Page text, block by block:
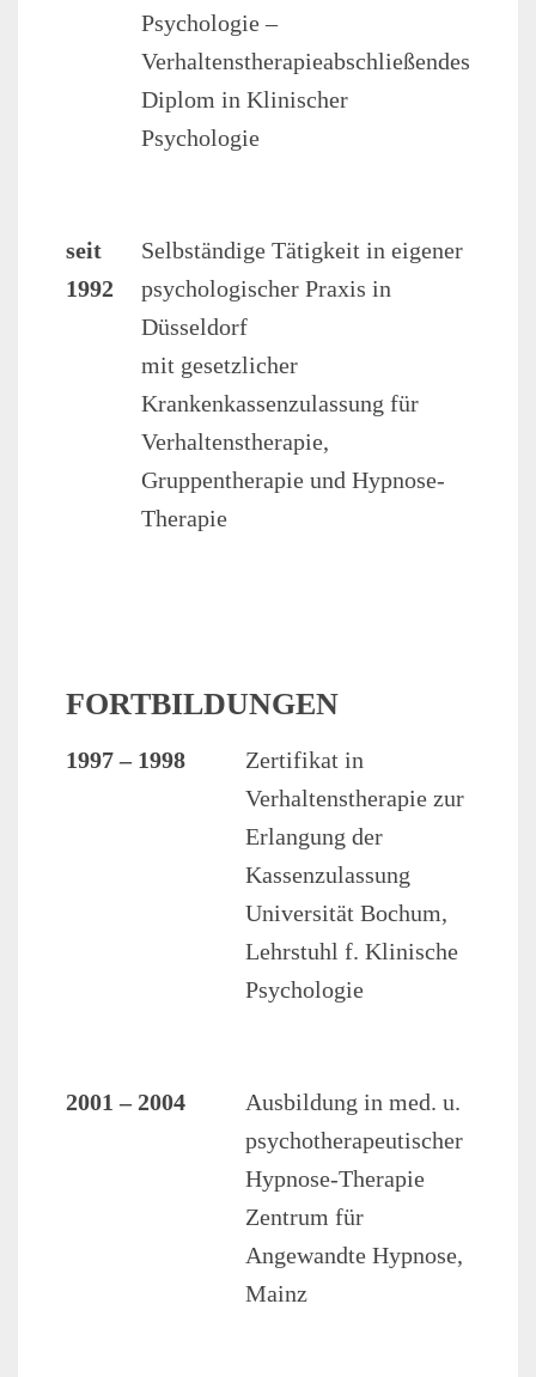
Psychologie –
Verhaltenstherapieabschließendes
Diplom in Klinischer
Psychologie
seit
1992
Selbständige Tätigkeit in eigener
psychologischer Praxis in
Düsseldorf
mit gesetzlicher
Krankenkassenzulassung für
Verhaltenstherapie,
Gruppentherapie und Hypnose-
Therapie
FORTBILDUNGEN
1997 – 1998
Zertifikat in
Verhaltenstherapie zur
Erlangung der
Kassenzulassung
Universität Bochum,
Lehrstuhl f. Klinische
Psychologie
2001 – 2004
Ausbildung in med. u.
psychotherapeutischer
Hypnose-Therapie
Zentrum für
Angewandte Hypnose,
Mainz